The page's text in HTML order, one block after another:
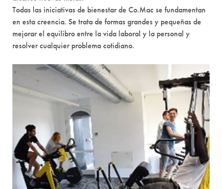
Todas las iniciativas de bienestar de Co.Mac se fundamentan
en esta creencia. Se trata de formas grandes y pequeñas de
mejorar el equilibro entre la vida laboral y la personal y
resolver cualquier problema cotidiano.